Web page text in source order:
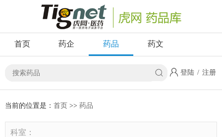
首页 药企 药品 药文
登陆 / 注册
当前的位置是： 首页 >> 药品
科室：